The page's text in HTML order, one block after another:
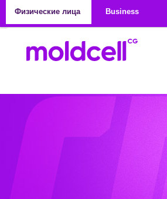
Физические лица
Business